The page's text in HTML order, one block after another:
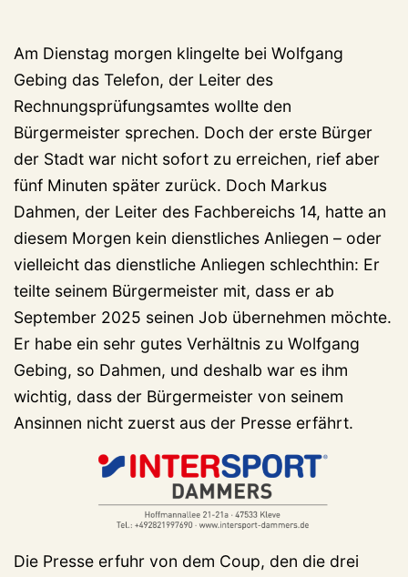
Am Dienstag morgen klingelte bei Wolfgang
Gebing das Telefon, der Leiter des
Rechnungsprüfungsamtes wollte den
Bürgermeister sprechen. Doch der erste Bürger
der Stadt war nicht sofort zu erreichen, rief aber
fünf Minuten später zurück. Doch Markus
Dahmen, der Leiter des Fachbereichs 14, hatte an
diesem Morgen kein dienstliches Anliegen – oder
vielleicht das dienstliche Anliegen schlechthin: Er
teilte seinem Bürgermeister mit, dass er ab
September 2025 seinen Job übernehmen möchte.
Er habe ein sehr gutes Verhältnis zu Wolfgang
Gebing, so Dahmen, und deshalb war es ihm
wichtig, dass der Bürgermeister von seinem
Ansinnen nicht zuerst aus der Presse erfährt.
Die Presse erfuhr von dem Coup, den die drei